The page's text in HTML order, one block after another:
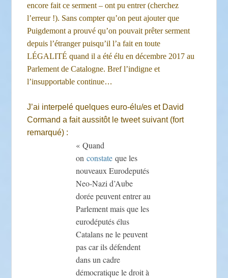
encore fait ce serment – ont pu entrer (cherchez
l’erreur !). Sans compter qu’on peut ajouter que
Puigdemont a prouvé qu’on pouvait prêter serment
depuis l’étranger puisqu’il l’a fait en toute
LÉGALITÉ quand il a été élu en décembre 2017 au
Parlement de Catalogne. Bref l’indigne et
l’insupportable continue…
J’ai interpelé quelques euro-élu/es et David
Cormand a fait aussitôt le tweet suivant (fort
remarqué) :
« Quand
onconstate que les
nouveaux Eurodeputés
Neo-Nazi d’Aube
dorée peuvent entrer au
Parlement mais que les
eurodéputés élus
Catalans ne le peuvent
pas car ils défendent
dans un cadre
démocratique le droit à